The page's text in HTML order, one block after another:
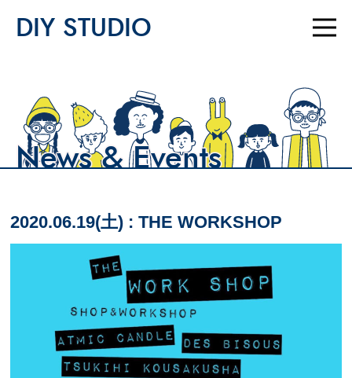
DIY STUDIO
News & Events
2020.06.19(土) : THE WORKSHOP